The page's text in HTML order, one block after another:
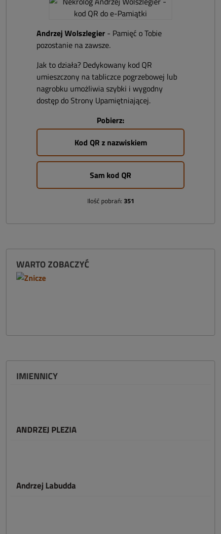
Andrzej Wolszlegier - Pamięć o Tobie
pozostanie na zawsze.
Jak to działa? Dedykowany kod QR
umieszczony na tabliczce pogrzebowej lub
nagrobku umożliwia szybki i wygodny
dostęp do Strony Upamiętniającej.
Pobierz:
Kod QR z nazwiskiem
Sam kod QR
Ilość pobrań: 351
WARTO ZOBACZYĆ
IMIENNICY
ANDRZEJ PLEZIA
Andrzej Labudda